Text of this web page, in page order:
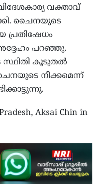
വക്താവ്
ചൈനയുടെ
പ്രതിഷേധം
പറഞ്ഞു.
സ്ഥിതി കൂടുതല്‍
നീക്കമെന്ന്
Aksai Chin in